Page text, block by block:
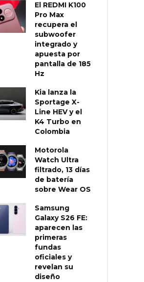
El REDMI K100
Pro Max
recupera el
subwoofer
integrado y
apuesta por
pantalla de 185
Hz
Kia lanza la
Sportage X-
Line HEV y el
K4 Turbo en
Colombia
Motorola
Watch Ultra
filtrado, 13 días
de batería
sobre Wear OS
Samsung
Galaxy S26 FE:
aparecen las
primeras
fundas
oficiales y
revelan su
diseño